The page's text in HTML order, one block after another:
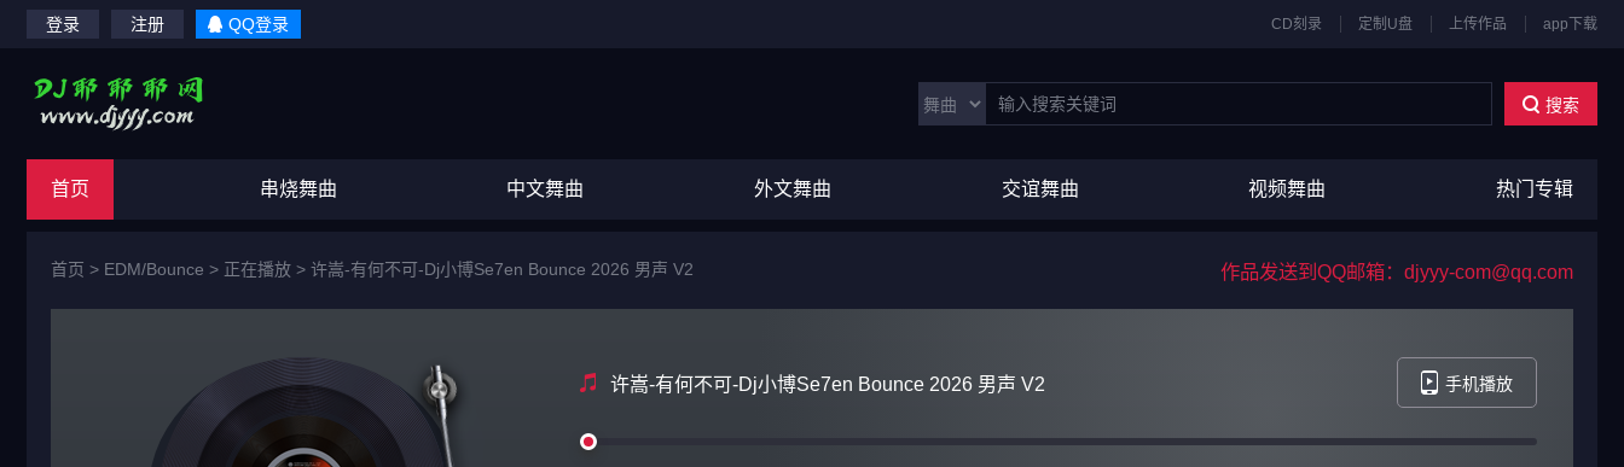
登录 注册 QQ登录 CD刻录 定制U盘 上传作品 app下载
搜索
首页 串烧舞曲 中文舞曲 外文舞曲 交谊舞曲 视频舞曲 热门专辑
首页 > EDM/Bounce > 正在播放 > 许嵩-有何不可-Dj小博Se7en Bounce 2026 男声 V2 作品发送到QQ邮箱：djyyy-com@qq.com
许嵩-有何不可-Dj小博Se7en Bounce 2026 男声 V2 手机播放